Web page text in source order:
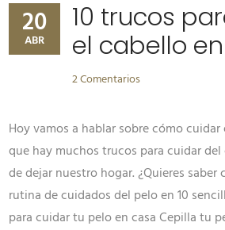
20
ABR
10 trucos
el cabello
2 Comentarios
Hoy vamos a hablar sobre cómo cuidar
que hay muchos trucos para cuidar
de dejar nuestro hogar. ¿Quieres saber
rutina de cuidados del pelo en 10
para cuidar tu pelo en casa Cepilla tu